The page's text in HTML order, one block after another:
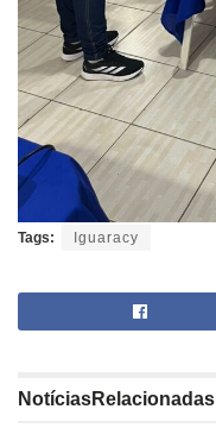
Tags: Iguaracy
NotíciasRelacionadas